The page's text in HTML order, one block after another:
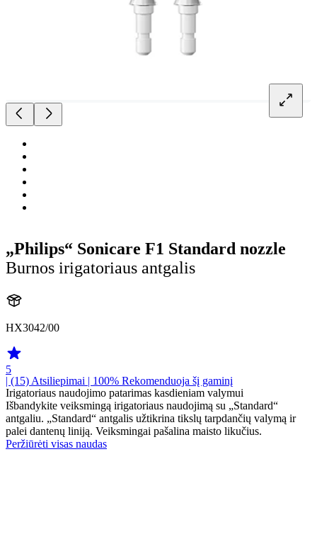
„Philips“ Sonicare F1 Standard nozzle
Burnos irigatoriaus antgalis
HX3042/00
5
| (15) Atsiliepimai | 100% Rekomenduoja šį gaminį
Irigatoriaus naudojimo patarimas kasdieniam valymui
Išbandykite veiksmingą irigatoriaus naudojimą su „Standard“
antgaliu. „Standard“ antgalis užtikrina tikslų tarpdančių valymą ir
palei dantenų liniją. Veiksmingai pašalina maisto likučius.
Peržiūrėti visas naudas